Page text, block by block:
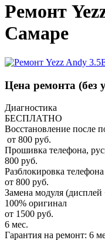
Ремонт
Самаре
Цена ремонта (без
Диагностика
БЕСПЛАТНО
Восстановление после
от 800 руб.
Прошивка телефона,
800 руб.
Разблокировка телефона
от 800 руб.
Замена модуля (дисплей
100% оригинал
от 1500 руб.
6 мес.
Гарантия на ремонт: 6